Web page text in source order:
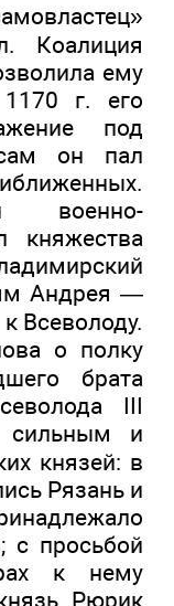
Коалиция
ему
г. его
под
он пал
военно-
княжества
Андрея —
Всеволоду.
о полку
брата
III
сильным и
князей: в
Рязань и
с просьбой
к нему
Рюрик